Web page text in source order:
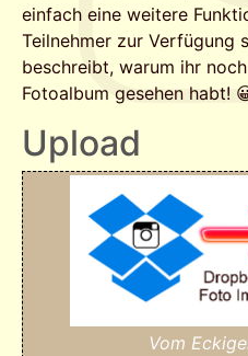
einfach eine weitere
Teilnehmer zur Verfügung
beschreibt, warum ihr
Fotoalbum gesehen habt!
Upload
Vom